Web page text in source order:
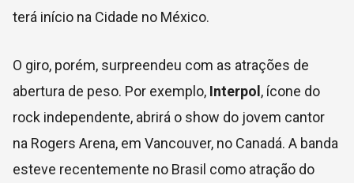
terá início na Cidade no México.
O giro, porém, surpreendeu com as atrações de
abertura de peso. Por exemplo, Interpol , ícone do
rock independente, abrirá o show do jovem cantor
na Rogers Arena, em Vancouver, no Canadá. A banda
esteve recentemente no Brasil como atração do